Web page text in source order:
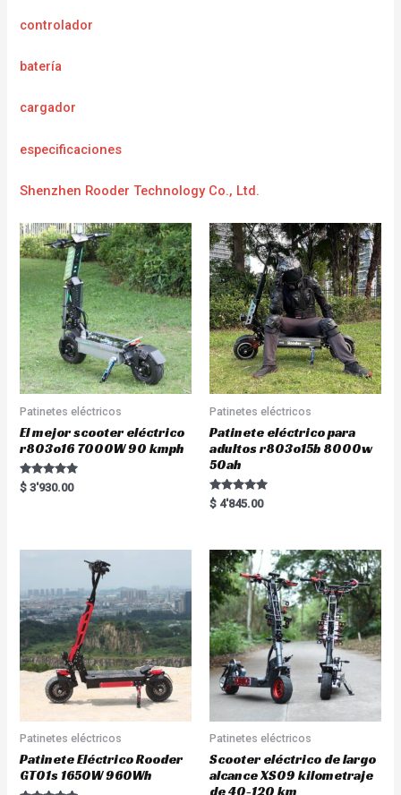
controlador
batería
cargador
especificaciones
Shenzhen Rooder Technology Co., Ltd.
Patinetes eléctricos
El mejor scooter eléctrico
r803o16 7000W 90 kmph
Rated
5.00
$ 3'930.00
Patinetes eléctricos
Patinete eléctrico para
adultos r803o15b 8000w
50ah
Rated
5.00
$ 4'845.00
Patinetes eléctricos
Patinete Eléctrico Rooder
GT01s 1650W 960Wh
Patinetes eléctricos
Scooter eléctrico de largo
alcance XS09 kilometraje
de 40-120 km